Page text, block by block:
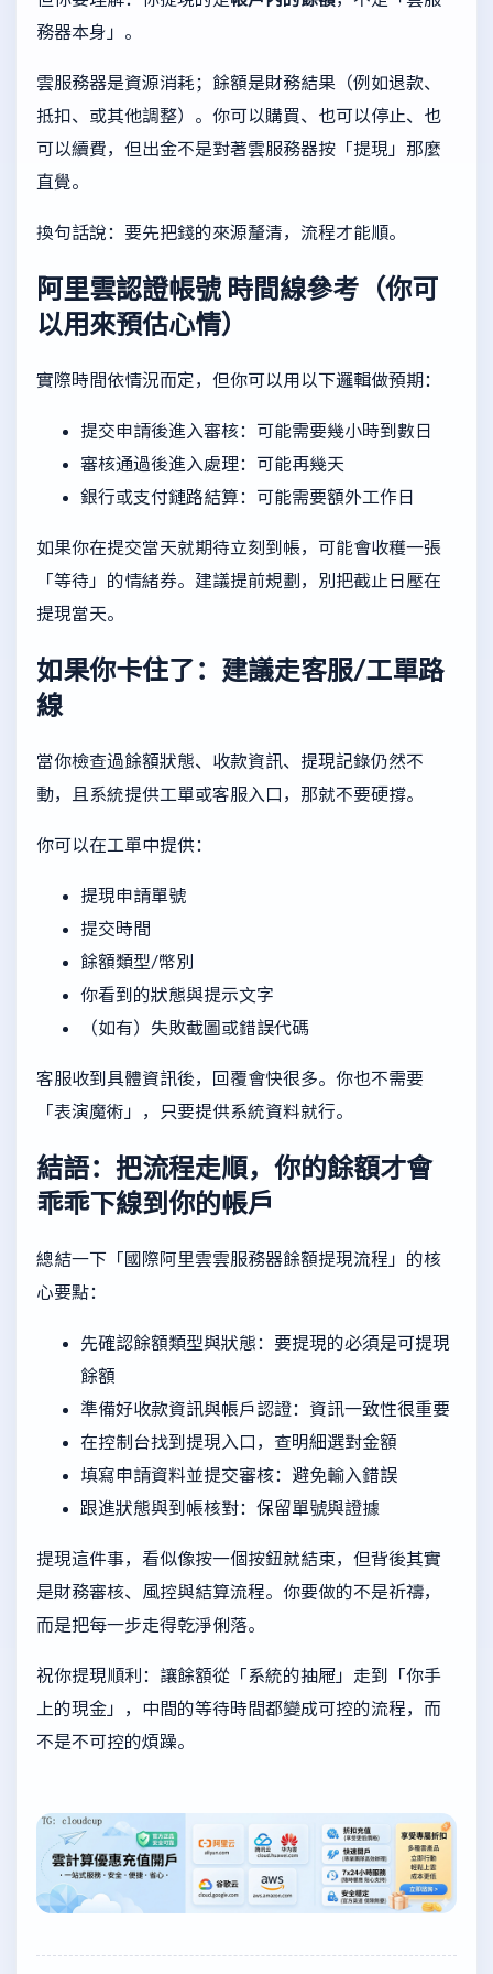
務器本身」。
雲服務器是資源消耗；餘額是財務結果（例如退款、
抵扣、或其他調整）。你可以購買、也可以停止、也
可以續費，但出金不是對著雲服務器按「提現」那麼
直覺。
換句話說：要先把錢的來源釐清，流程才能順。
阿里雲認證帳號 時間線參考（你可
以用來預估心情）
實際時間依情況而定，但你可以用以下邏輯做預期：
提交申請後進入審核：可能需要幾小時到數日
審核通過後進入處理：可能再幾天
銀行或支付鏈路結算：可能需要額外工作日
如果你在提交當天就期待立刻到帳，可能會收穫一張
「等待」的情緒券。建議提前規劃，別把截止日壓在
提現當天。
如果你卡住了：建議走客服/工單路
線
當你檢查過餘額狀態、收款資訊、提現記錄仍然不
動，且系統提供工單或客服入口，那就不要硬撐。
你可以在工單中提供：
提現申請單號
提交時間
餘額類型/幣別
你看到的狀態與提示文字
（如有）失敗截圖或錯誤代碼
客服收到具體資訊後，回覆會快很多。你也不需要
「表演魔術」，只要提供系統資料就行。
結語：把流程走順，你的餘額才會
乖乖下線到你的帳戶
總結一下「國際阿里雲雲服務器餘額提現流程」的核
心要點：
先確認餘額類型與狀態：要提現的必須是可提現
餘額
準備好收款資訊與帳戶認證：資訊一致性很重要
在控制台找到提現入口，查明細選對金額
填寫申請資料並提交審核：避免輸入錯誤
跟進狀態與到帳核對：保留單號與證據
提現這件事，看似像按一個按鈕就結束，但背後其實
是財務審核、風控與結算流程。你要做的不是祈禱，
而是把每一步走得乾淨俐落。
祝你提現順利：讓餘額從「系統的抽屜」走到「你手
上的現金」，中間的等待時間都變成可控的流程，而
不是不可控的煩躁。